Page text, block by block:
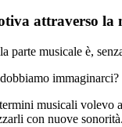
attraverso la
parte musicale è,
immaginarci?
musicali volevo
con nuove